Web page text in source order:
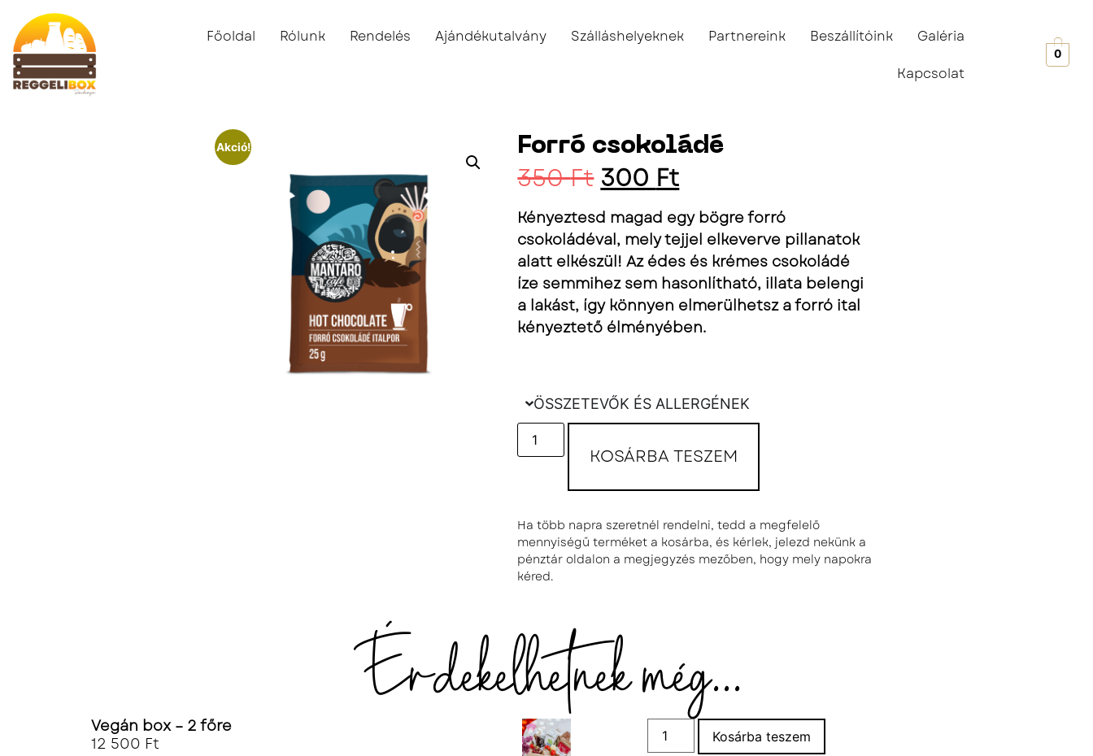
Főoldal Rólunk Rendelés Ajándékutalvány Szálláshelyeknek Partnereink Beszállítóink
Galéria
Kapcsolat
0
Akció! Forró csokoládé
350Ft 300 Ft
Kényeztesd magad egy bögre forró
csokoládéval, mely tejjel elkeverve pillanatok
alatt elkészül! Az édes és krémes csokoládé
íze semmihez sem hasonlítható, illata belengi
a lakást, így könnyen elmerülhetsz a forró ital
kényeztető élményében.
ÖSSZETEVŐK ÉS ALLERGÉNEK
KOSÁRBA TESZEM
Ha több napra szeretnél rendelni, tedd a megfelelő
mennyiségű terméket a kosárba, és kérlek, jelezd nekünk a
pénztár oldalon a megjegyzés mezőben, hogy mely napokra
kéred.
Érdekelhetnek még...
Vegán box – 2 főre
12 500 Ft Kosárba teszem